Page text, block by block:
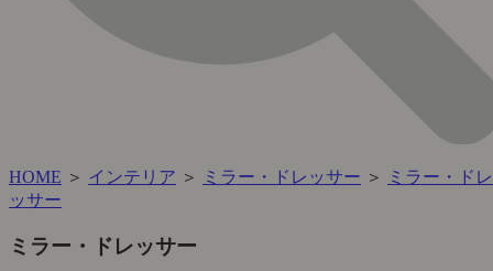
HOME ＞ インテリア ＞ ミラー・ドレッサー ＞
ミラー・ドレ
ッサー
ミラー・ドレッサー